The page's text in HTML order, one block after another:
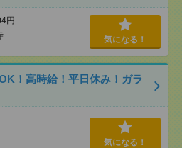
円
気になる！
！高時給！平日休み！ガラ
気になる！